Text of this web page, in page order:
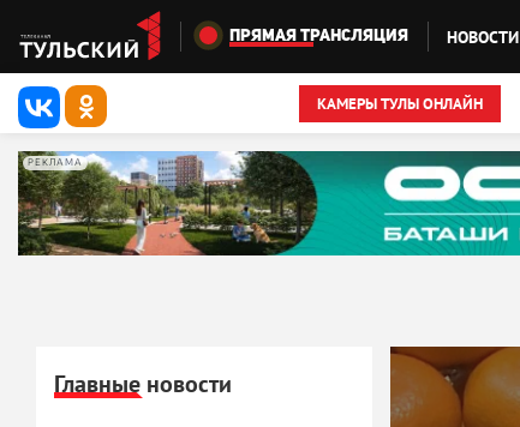
Перейти к основному содержанию
ПРЯМАЯ ТРАНСЛЯЦИЯ НОВОСТИ
КАМЕРЫ ТУЛЫ ОНЛАЙН
РЕКЛАМА
Главные новости